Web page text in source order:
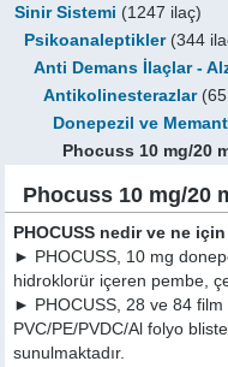
Sinir Sistemi (1247 ilaç)
Psikoanaleptikler(344
Anti Demans İlaçlar -
Antikolinesterazlar(65
Donepezil ve
Phocuss 10 mg/20
Phocuss 10 mg/20
PHOCUSS nedir ve ne için
► PHOCUSS, 10 mg
hidroklorür içeren pembe,
► PHOCUSS, 28 ve 84 film
PVC/PE/PVDC/Al folyo
sunulmaktadır.